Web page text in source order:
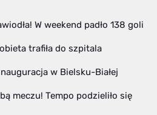
W weekend padło 138 goli
trafiła do szpitala
w Bielsku-Białej
meczu! Tempo podzieliło się